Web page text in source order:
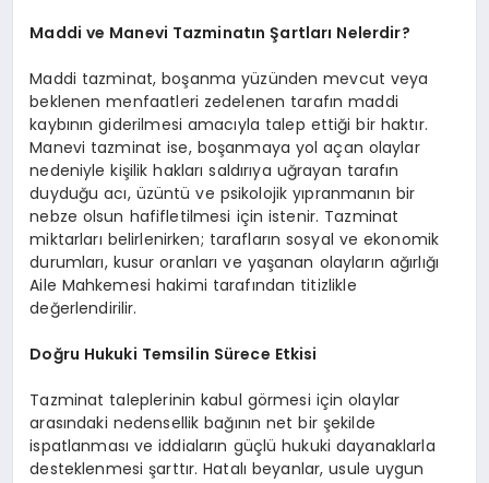
Maddi ve Manevi Tazminatın Şartları Nelerdir?
Maddi tazminat, boşanma yüzünden mevcut veya
beklenen menfaatleri zedelenen tarafın maddi
kaybının giderilmesi amacıyla talep ettiği bir haktır.
Manevi tazminat ise, boşanmaya yol açan olaylar
nedeniyle kişilik hakları saldırıya uğrayan tarafın
duyduğu acı, üzüntü ve psikolojik yıpranmanın bir
nebze olsun hafifletilmesi için istenir. Tazminat
miktarları belirlenirken; tarafların sosyal ve ekonomik
durumları, kusur oranları ve yaşanan olayların ağırlığı
Aile Mahkemesi hakimi tarafından titizlikle
değerlendirilir.
Doğru Hukuki Temsilin Sürece Etkisi
Tazminat taleplerinin kabul görmesi için olaylar
arasındaki nedensellik bağının net bir şekilde
ispatlanması ve iddiaların güçlü hukuki dayanaklarla
desteklenmesi şarttır. Hatalı beyanlar, usule uygun